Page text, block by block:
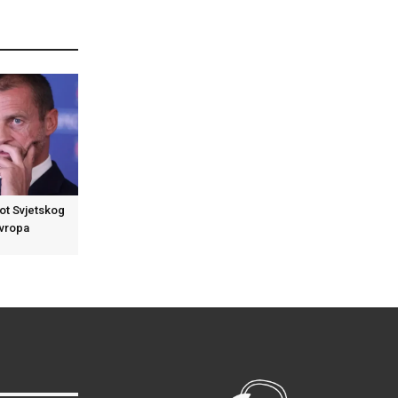
Svjetskog